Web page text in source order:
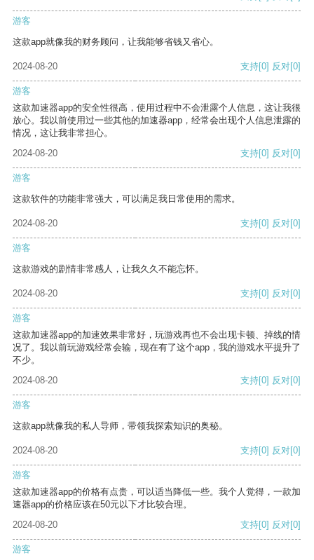
游客
这款app就像我的财务顾问，让我能够省钱又省心。
2024-08-20 支持[0] 反对[0]
游客
这款加速器app的安全性很高，使用过程中不会泄露个人信息，这让我很
放心。我以前使用过一些其他的加速器app，经常会出现个人信息泄露的
情况，这让我非常担心。
2024-08-20
支持[0] 反对[0]
游客
这款软件的功能非常强大，可以满足我日常使用的需求。
2024-08-20 支持[0] 反对[0]
游客
这款游戏的剧情非常感人，让我久久不能忘怀。
2024-08-20 支持[0] 反对[0]
游客
这款加速器app的加速效果非常好，玩游戏再也不会出现卡顿、掉线的情
况了。我以前玩游戏经常会输，现在有了这个app，我的游戏水平提升了
不少。
2024-08-20
支持[0] 反对[0]
游客
这款app就像我的私人导师，带领我探索知识的奥秘。
2024-08-20 支持[0] 反对[0]
游客
这款加速器app的价格有点贵，可以适当降低一些。我个人觉得，一款加
速器app的价格应该在50元以下才比较合理。
2024-08-20
支持[0] 反对[0]
游客